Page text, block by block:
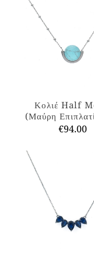
Κολιέ Half
(Μαύρη
€94.00
επιλογές
μπορούν